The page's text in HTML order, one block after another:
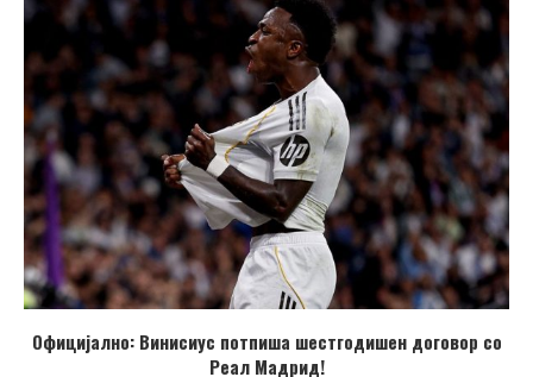
Официјално: Винисиус потпиша шестгодишен договор со
Реал Мадрид!